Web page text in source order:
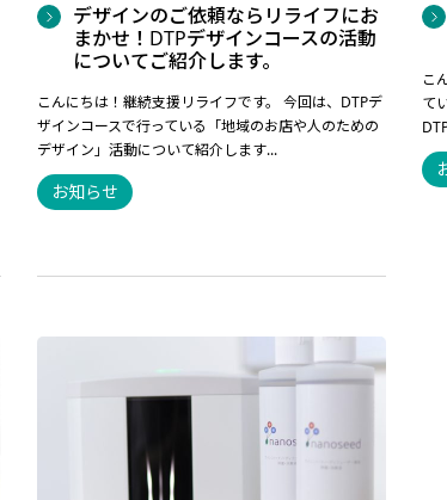
デザインのご依頼ならリライフにお
まかせ！DTPデザインコースの活動
についてご紹介します。
こんにちは！継続支援リライフです。 今回は、DTPデ
ザインコースで行っている「地域のお店や人のための
デザイン」活動について紹介します...
お知らせ
こ
て